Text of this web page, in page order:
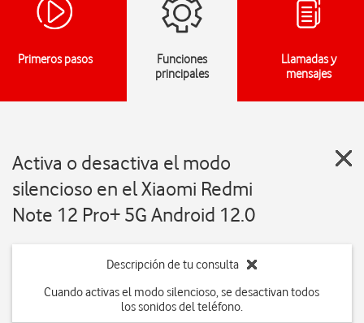
Primeros pasos
Funciones
principales
Llamadas y
mensajes
Activa o desactiva el modo
silencioso en el Xiaomi Redmi
Note 12 Pro+ 5G Android 12.0
Descripción de tu consulta
Cuando activas el modo silencioso, se desactivan todos
los sonidos del teléfono.